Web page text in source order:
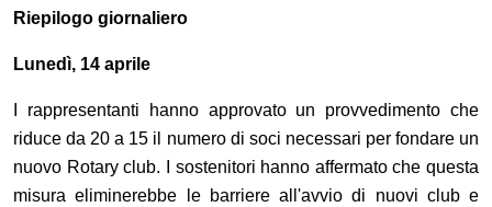
Riepilogo giornaliero
Lunedì, 14 aprile
I rappresentanti hanno approvato un provvedimento che
riduce da 20 a 15 il numero di soci necessari per fondare un
nuovo Rotary club. I sostenitori hanno affermato che questa
misura eliminerebbe le barriere all'avvio di nuovi club e